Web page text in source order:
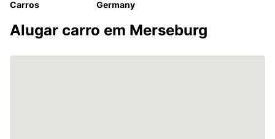
Carros
Germany
Alugar carro em Merseburg